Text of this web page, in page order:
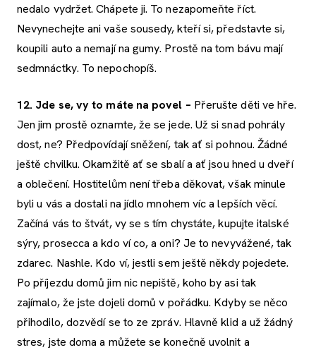
nedalo vydržet. Chápete ji. To nezapomeňte říct.
Nevynechejte ani vaše sousedy, kteří si, představte si,
koupili auto a nemají na gumy. Prostě na tom bávu mají
sedmnáctky. To nepochopíš.
12. Jde se, vy to máte na povel – Přerušte děti ve hře.
Jen jim prostě oznamte, že se jede. Už si snad pohrály
dost, ne? Předpovídají sněžení, tak ať si pohnou. Žádné
ještě chvilku. Okamžitě ať se sbalí a ať jsou hned u dveří
a oblečení. Hostitelům není třeba děkovat, však minule
byli u vás a dostali na jídlo mnohem víc a lepších věcí.
Začíná vás to štvát, vy se s tím chystáte, kupujte italské
sýry, prosecca a kdo ví co, a oni? Je to nevyvážené, tak
zdarec. Nashle. Kdo ví, jestli sem ještě někdy pojedete.
Po příjezdu domů jim nic nepiště, koho by asi tak
zajímalo, že jste dojeli domů v pořádku. Kdyby se něco
přihodilo, dozvědí se to ze zpráv. Hlavně klid a už žádný
stres, jste doma a můžete se konečně uvolnit a